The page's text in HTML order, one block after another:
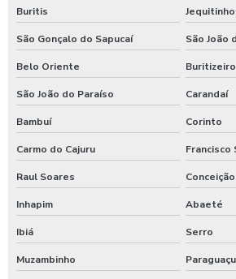
Sulfato de alumínio para tratamento de água
Sulfato de alumínio tratamento de efluente
Tarifador de banho para praia
Tarifador para calibrador
Tarifador para calibrador com fichas
Tarifador para calibrador com moedas
Tarifador para calibrador com pix
Temporizador de banho com pix
Buritis
São Gonçalo do Sapucaí São João
Belo Oriente Buritizeiro
São João do Paraíso Carandaí
Bambuí Corinto
Carmo do Cajuru Francisco
Raul Soares
Inhapim Abaeté
Ibiá Serro
Muzambinho Paraguaçu